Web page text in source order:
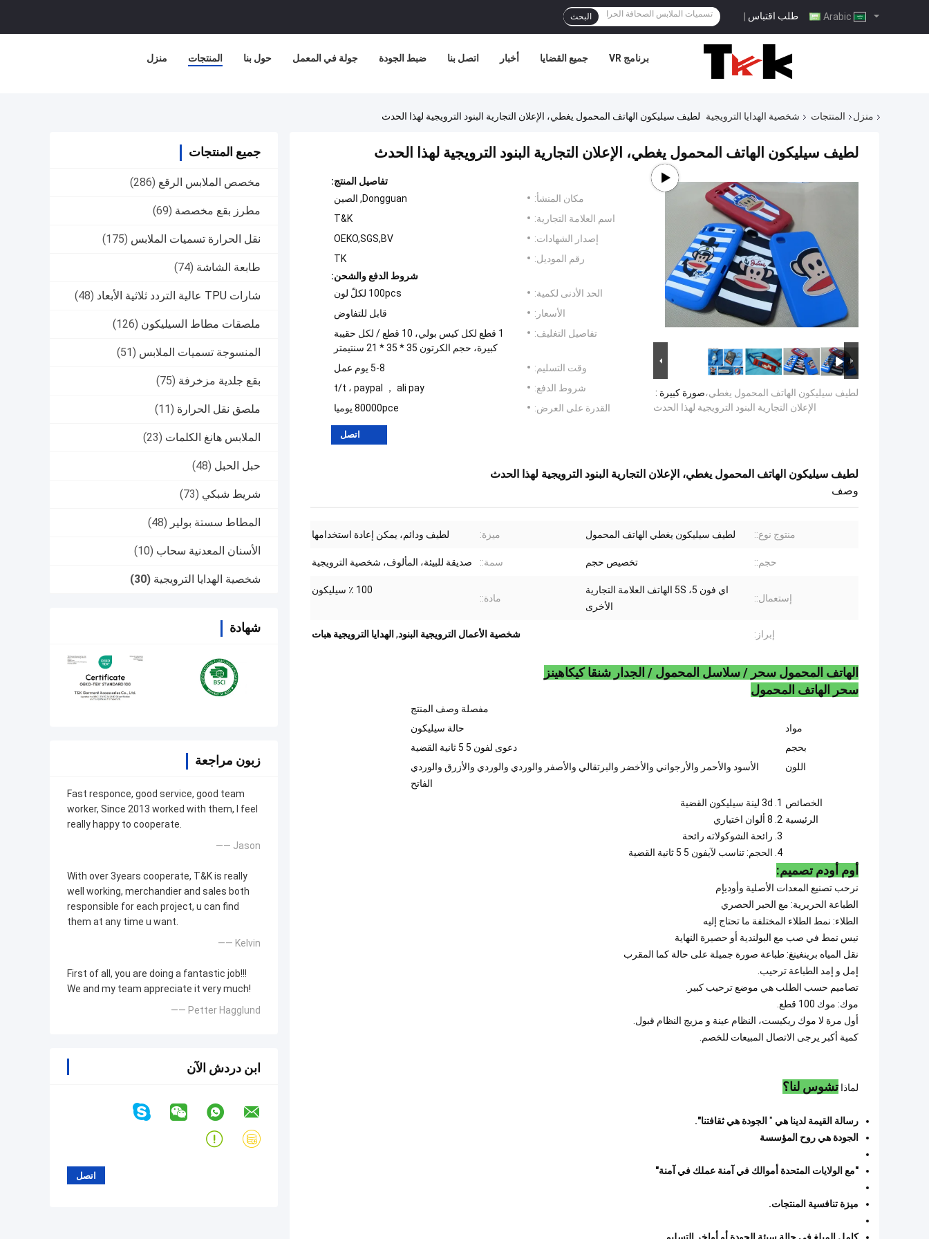
طلب اقتباس | البحث
منزل المنتجات حول بنا جولة في المعمل ضبط الجودة اتصل بنا أخبار جميع القضايا برنامج VR
منزل المنتجات شخصية الهدايا الترويجية لطيف سيليكون الهاتف المحمول يغطي، الإعلان التجارية البنود الترويجية لهذا الحدث
جميع المنتجات
مخصص الملابس الرقع (286)
مطرز بقع مخصصة (69)
نقل الحرارة تسميات الملابس (175)
طابعة الشاشة (74)
شارات TPU عالية التردد ثلاثية الأبعاد (48)
ملصقات مطاط السيليكون (126)
المنسوجة تسميات الملابس (51)
بقع جلدية مزخرفة (75)
ملصق نقل الحرارة (11)
الملابس هانغ الكلمات (23)
حبل الحبل (48)
شريط شبكي (73)
المطاط سستة بولير (48)
الأسنان المعدنية سحاب (10)
شخصية الهدايا الترويجية (30)
شهادة
زبون مراجعة
Fast responce, good service, good team
worker, Since 2013 worked with them, I feel
really happy to cooperate.
—— Jason
With over 3years cooperate, T&K is really
well working, merchandier and sales both
responsible for each project, u can find
them at any time u want.
—— Kelvin
First of all, you are doing a fantastic job!!!
We and my team appreciate it very much!
—— Petter Hagglund
ابن دردش الآن
لطيف سيليكون الهاتف المحمول يغطي، الإعلان التجارية البنود الترويجية لهذا الحدث
صورة كبيرة :لطيف سيليكون الهاتف المحمول يغطي،
الإعلان التجارية البنود الترويجية لهذا الحدث
تفاصيل المنتج:
مكان المنشأ:
Dongguan, الصين
اسم العلامة التجارية:
T&K
إصدار الشهادات:
OEKO,SGS,BV
رقم الموديل:
TK
شروط الدفع والشحن:
الحد الأدنى لكمية:
100pcs لكلّ لون
الأسعار:
قابل للتفاوض
تفاصيل التغليف:
1 قطع لكل كيس بولي، 10 قطع / لكل حقيبة
كبيرة، حجم الكرتون 35 * 35 * 21 سنتيمتر
وقت التسليم:
5-8 يوم عمل
شروط الدفع:
t/t ، paypal ， ali pay
القدرة على العرض:
80000pce يوميا
اتصل
لطيف سيليكون الهاتف المحمول يغطي، الإعلان التجارية البنود الترويجية لهذا الحدث
وصف
منتوج نوع:: لطيف سيليكون يغطي الهاتف المحمول ميزة: لطيف ودائم، يمكن إعادة استخدامها
حجم:: تخصيص حجم سمة:: صديقة للبيئة، المألوف، شخصية الترويجية
إستعمال::
اي فون 5، 5S الهاتف العلامة التجارية
الأخرى
مادة::
100 ٪ سيليكون
إبراز: شخصية الأعمال الترويجية البنود, الهدايا الترويجية هبات
الهاتف المحمول سحر / سلاسل المحمول / الجدار شنقا كيكاهينز
سحر الهاتف المحمول
مفصلة وصف المنتج
مواد
حالة سيليكون
بحجم
دعوى لفون 5 5 ثانية القضية
اللون
الأسود والأحمر والأرجواني والأخضر والبرتقالي والأصفر والوردي والوردي والأزرق والوردي
الفاتح
الخصائص
الرئيسية
1. 3d لينة سيليكون القضية
2. 8 ألوان اختياري
3. رائحة الشوكولاته رائحة
4. الحجم: تناسب لآيفون 5 5 ثانية القضية
أوم أودم تصميم:
نرحب تصنيع المعدات الأصلية وأوديإم
الطباعة الحريرية: مع الحبر الحصري
الطلاء: نمط الطلاء المختلفة ما تحتاج إليه
نيس نمط في صب مع البولندية أو حصيرة النهاية
نقل المياه برينغينغ: طباعة صورة جميلة على حالة كما المقرب
إمل و إمد الطباعة ترحيب.
تصاميم حسب الطلب هي موضع ترحيب كبير.
موك: موك 100 قطع.
أول مرة لا موك ريكيست، النظام عينة و مزيج النظام قبول.
كمية أكبر يرجى الاتصال المبيعات للخصم.
لماذاتشوس لنا؟
رسالة القيمة لدينا هي " الجودة هي ثقافتنا".
الجودة هي روح المؤسسة
"مع الولايات المتحدة أموالك في آمنة عملك في آمنة"
ميزة تنافسية المنتجات.